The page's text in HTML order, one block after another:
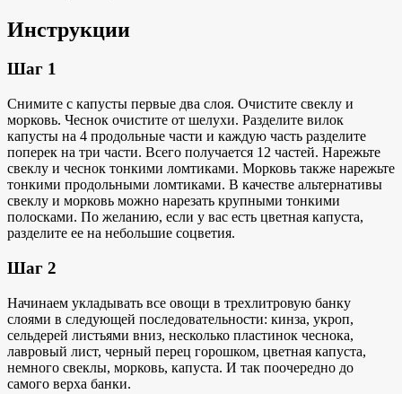
Инструкции
Шаг 1
Снимите с капусты первые два слоя. Очистите свеклу и
морковь. Чеснок очистите от шелухи. Разделите вилок
капусты на 4 продольные части и каждую часть разделите
поперек на три части. Всего получается 12 частей. Нарежьте
свеклу и чеснок тонкими ломтиками. Морковь также нарежьте
тонкими продольными ломтиками. В качестве альтернативы
свеклу и морковь можно нарезать крупными тонкими
полосками. По желанию, если у вас есть цветная капуста,
разделите ее на небольшие соцветия.
Шаг 2
Начинаем укладывать все овощи в трехлитровую банку
слоями в следующей последовательности: кинза, укроп,
сельдерей листьями вниз, несколько пластинок чеснока,
лавровый лист, черный перец горошком, цветная капуста,
немного свеклы, морковь, капуста. И так поочередно до
самого верха банки.